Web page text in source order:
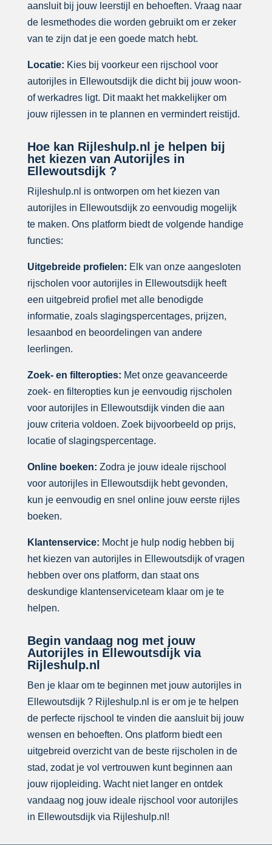
aansluit bij jouw leerstijl en behoeften. Vraag naar
de lesmethodes die worden gebruikt om er zeker
van te zijn dat je een goede match hebt.
Locatie: Kies bij voorkeur een rijschool voor
autorijles in Ellewoutsdijk die dicht bij jouw woon-
of werkadres ligt. Dit maakt het makkelijker om
jouw rijlessen in te plannen en vermindert reistijd.
Hoe kan Rijleshulp.nl je helpen bij
het kiezen van Autorijles in
Ellewoutsdijk ?
Rijleshulp.nl is ontworpen om het kiezen van
autorijles in Ellewoutsdijk zo eenvoudig mogelijk
te maken. Ons platform biedt de volgende handige
functies:
Uitgebreide profielen: Elk van onze aangesloten
rijscholen voor autorijles in Ellewoutsdijk heeft
een uitgebreid profiel met alle benodigde
informatie, zoals slagingspercentages, prijzen,
lesaanbod en beoordelingen van andere
leerlingen.
Zoek- en filteropties: Met onze geavanceerde
zoek- en filteropties kun je eenvoudig rijscholen
voor autorijles in Ellewoutsdijk vinden die aan
jouw criteria voldoen. Zoek bijvoorbeeld op prijs,
locatie of slagingspercentage.
Online boeken: Zodra je jouw ideale rijschool
voor autorijles in Ellewoutsdijk hebt gevonden,
kun je eenvoudig en snel online jouw eerste rijles
boeken.
Klantenservice: Mocht je hulp nodig hebben bij
het kiezen van autorijles in Ellewoutsdijk of vragen
hebben over ons platform, dan staat ons
deskundige klantenserviceteam klaar om je te
helpen.
Begin vandaag nog met jouw
Autorijles in Ellewoutsdijk via
Rijleshulp.nl
Ben je klaar om te beginnen met jouw autorijles in
Ellewoutsdijk ? Rijleshulp.nl is er om je te helpen
de perfecte rijschool te vinden die aansluit bij jouw
wensen en behoeften. Ons platform biedt een
uitgebreid overzicht van de beste rijscholen in de
stad, zodat je vol vertrouwen kunt beginnen aan
jouw rijopleiding. Wacht niet langer en ontdek
vandaag nog jouw ideale rijschool voor autorijles
in Ellewoutsdijk via Rijleshulp.nl!